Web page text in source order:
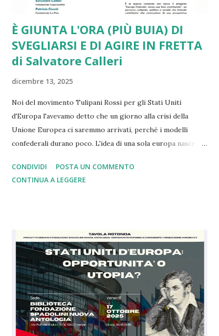
È GIUNTA L'ORA (PIÙ BUIA) DI
SVEGLIARSI E DI AGIRE IN FRETTA
di Salvatore Calleri
dicembre 13, 2025
Noi del movimento Tulipani Rossi per gli Stati Uniti
d'Europa l'avevamo detto che un giorno alla crisi della
Unione Europea ci saremmo arrivati, perché i modelli
confederali durano poco. L'idea di una sola europa nasce
mondiale dove i nazisti vennero sconfitti grazie a Churchill
che comprese, a differenza di Chamberlain, il rischio. Oggi
lasciare. Ebbene siamo arrivati al punto che dopo 4 anni di
guerra in Ucraina gli Usa e la Russia sono de facto uniti
contro il modello di Unione Europea in una logica, a mio
modesto parere, di imperi in crisi. Ebbene se da un lato
questa cosa mi amareggia, essendo io da sempre grato agli
americani per il sostegno dato contro i nazisti e per il loro
concetto di libertà, dall'altro tale scelta ci rende...
CONDIVIDI
POSTA UN COMMENTO
CONTINUA A LEGGERE